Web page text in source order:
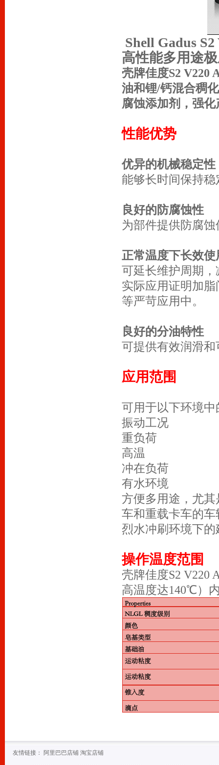
Shell Gadus S2
高性能多用途
壳牌佳度S2 V220
油和锂/钙混合稠
腐蚀添加剂，强
性能优势
优异的机械稳定性
能够长时间保持
良好的防腐蚀性
为部件提供防腐蚀
正常温度下长效使
可延长维护周期
实际应用证明加脂
等严苛应用中。
良好的分油特性
可提供有效润滑
应用范围
可用于以下环境
振动工况
重负荷
高温
冲在负荷
有水环境
方便多用途，尤
车和重载卡车的
烈水冲刷环境下
操作温度范围
壳牌佳度S2 V220
高温度达140℃）
友情链接： 阿里巴巴店铺 淘宝店铺